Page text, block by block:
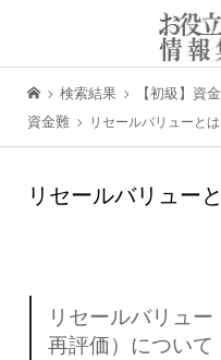
検索結果 【初級】資
資金難 リセールバリューとは
リセールバリュー
リセールバリュ
再評価）について